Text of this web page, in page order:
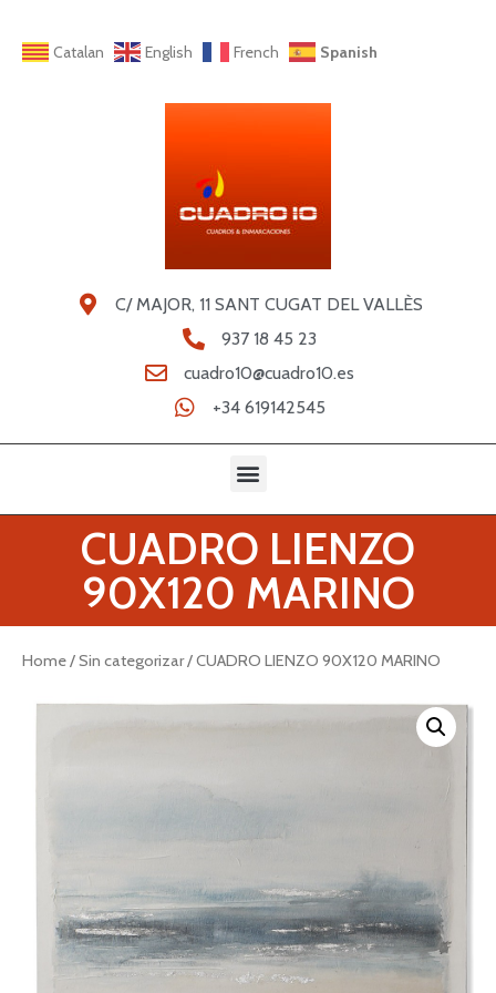
Catalan English French Spanish
C/ MAJOR, 11 SANT CUGAT DEL VALLÈS
937 18 45 23
cuadro10@cuadro10.es
+34 619142545
CUADRO LIENZO
90X120 MARINO
Home/Sin categorizar/ CUADRO LIENZO 90X120 MARINO